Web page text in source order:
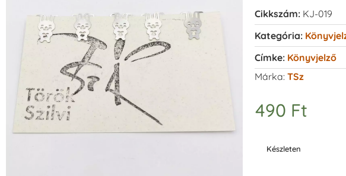
Cikkszám: KJ-019
Kategória:
Címke: Könyvjelző
Márka: TSz
490 Ft
Készleten